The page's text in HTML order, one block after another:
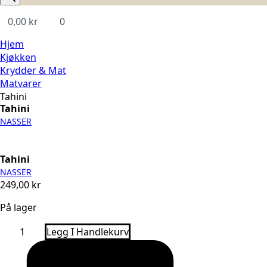
0,00 kr
0
Hjem
Kjøkken
Krydder & Mat
Matvarer
Tahini
Tahini
NASSER
Tahini
NASSER
249,00 kr
På lager
Tahini
antall Legg I Handlekurv